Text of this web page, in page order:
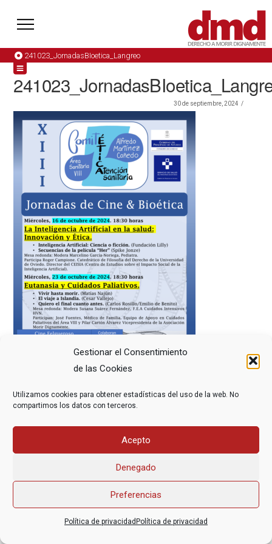
Gestionar el Consentimiento
de las Cookies
Utilizamos cookies para obtener estadísticas del uso de la web. No
compartimos los datos con terceros.
Acepto
Denegado
Preferencias
Política de privacidad Política de privacidad
241023_JornadasBIoetica_Langreo
30 de septiembre, 2024